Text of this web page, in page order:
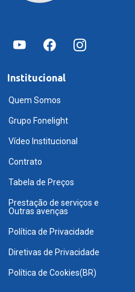
Institucional
Quem Somos
Grupo Fonelight
Vídeo Institucional
Contrato
Tabela de Preços
Prestação de serviços e
Outras avenças
Política de Privacidade
Diretivas de Privacidade
Política de Cookies(BR)